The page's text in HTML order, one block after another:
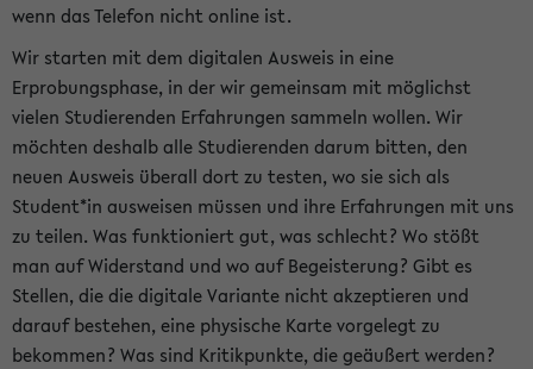
wenn das Telefon nicht online ist.
Wir starten mit dem digitalen Ausweis in eine
Erprobungsphase, in der wir gemeinsam mit möglichst
vielen Studierenden Erfahrungen sammeln wollen. Wir
möchten deshalb alle Studierenden darum bitten, den
neuen Ausweis überall dort zu testen, wo sie sich als
Student*in ausweisen müssen und ihre Erfahrungen mit uns
zu teilen. Was funktioniert gut, was schlecht? Wo stößt
man auf Widerstand und wo auf Begeisterung? Gibt es
Stellen, die die digitale Variante nicht akzeptieren und
darauf bestehen, eine physische Karte vorgelegt zu
bekommen? Was sind Kritikpunkte, die geäußert werden?